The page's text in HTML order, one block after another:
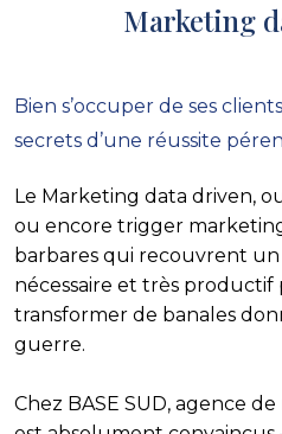
Marketing
Bien s’occuper de ses
secrets d’une réussite
Le Marketing data driven,
ou encore trigger
barbares qui recouvrent un
nécessaire et très
transformer de banales
guerre.
Chez BASE SUD, agence